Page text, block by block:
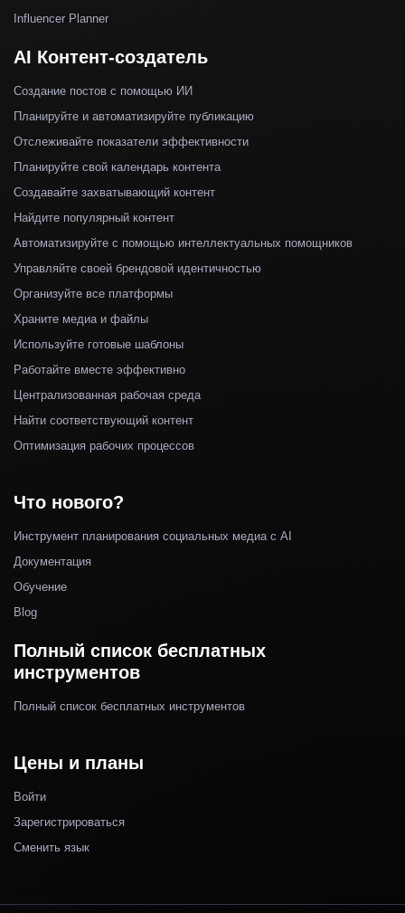
Influencer Planner
AI Контент-создатель
Создание постов с помощью ИИ
Планируйте и автоматизируйте публикацию
Отслеживайте показатели эффективности
Планируйте свой календарь контента
Создавайте захватывающий контент
Найдите популярный контент
Автоматизируйте с помощью интеллектуальных помощников
Управляйте своей брендовой идентичностью
Организуйте все платформы
Храните медиа и файлы
Используйте готовые шаблоны
Работайте вместе эффективно
Централизованная рабочая среда
Найти соответствующий контент
Оптимизация рабочих процессов
Что нового?
Инструмент планирования социальных медиа с AI
Документация
Обучение
Blog
Полный список бесплатных
инструментов
Полный список бесплатных инструментов
Цены и планы
Войти
Зарегистрироваться
Сменить язык